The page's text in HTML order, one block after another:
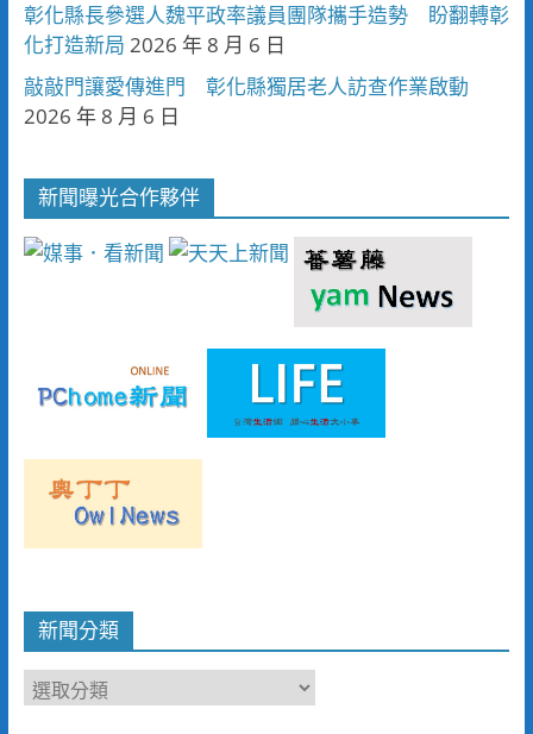
彰化縣長參選人魏平政率議員團隊攜手造勢 盼翻轉彰
化打造新局 2026 年 8 月 6 日
敲敲門讓愛傳進門 彰化縣獨居老人訪查作業啟動
2026 年 8 月 6 日
新聞曝光合作夥伴
新聞分類
新